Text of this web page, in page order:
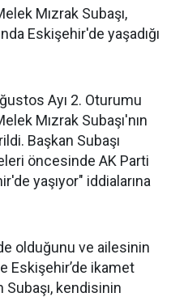
Mızrak Subaşı,
Eskişehir'de yaşadığı
Ayı 2. Oturumu
Mızrak Subaşı'nın
Başkan Subaşı
öncesinde AK Parti
yaşıyor" iddialarına
olduğunu ve ailesinin
Eskişehir’de ikamet
kendisinin